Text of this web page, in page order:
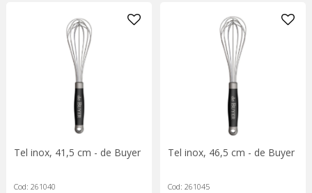
Tel inox, 41,5 cm - de Buyer
Cod: 261040
Tel inox, 46,5 cm - de Buyer
Cod: 261045